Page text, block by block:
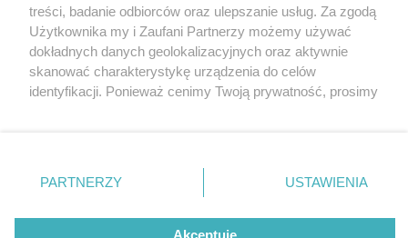
Villa Herkules 3
Nie zapomnij
zapoznać się z:
polityką prywatności regulamin korzystania z portali
Twojemiasto
Piekary Śląskie
Chorzów
Tarnowskie Góry
Gliwice
Skontakuj sięz nami
Kontakt
Wydawca
Redakcja
treści, badanie odbiorców oraz ulepszanie usług. Za zgodą
Użytkownika my i Zaufani Partnerzy możemy używać
dokładnych danych geolokalizacyjnych oraz aktywnie
skanować charakterystykę urządzenia do celów
identyfikacji. Ponieważ cenimy Twoją prywatność, prosimy
prywatności znajdujący się w lewym dolnym rogu strony
. Niektóre rodzaje przetwarzania danych nie wymagają
zgody użytkownika, ale masz prawo sprzeciwić się
takiemu przetwarzaniu. Preferencje będą miały
PARTNERZY USTAWIENIA
Akceptuję